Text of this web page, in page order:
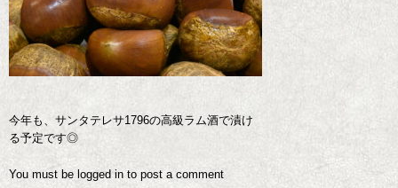
今年も、サンタテレサ1796の高級ラム酒で漬け
る予定です◎
You must be logged in to post a comment